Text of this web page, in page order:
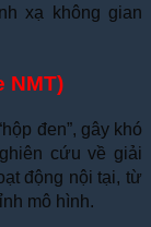
xạ không gian
NMT)
đen”, gây khó
cứu về giải
động nội tại, từ
mô hình.